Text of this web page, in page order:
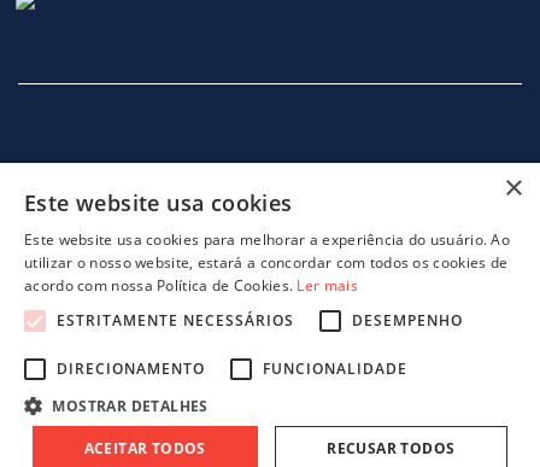
INÍCIO EMPRESA SERVIÇOS
projeto 46082 - GreenShoes 4.0 projeto 38470 - ADDITIVE.PIM
×
Este website usa cookies
Este website usa cookies para melhorar a experiência do usuário. Ao
utilizar o nosso website, estará a concordar com todos os cookies de
acordo com nossa Política de Cookies. Ler mais
ESTRITAMENTE NECESSÁRIOS
DESEMPENHO
DIRECIONAMENTO
FUNCIONALIDADE
MOSTRAR DETALHES
ACEITAR TODOS RECUSAR TODOS